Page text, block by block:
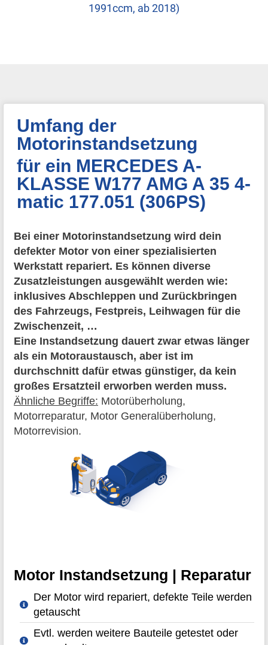
1991ccm, ab 2018)
Umfang der
Motorinstandsetzung
für ein MERCEDES A-
KLASSE W177 AMG A 35 4-
matic 177.051 (306PS)
Bei einer Motorinstandsetzung wird dein
defekter Motor von einer spezialisierten
Werkstatt repariert. Es können diverse
Zusatzleistungen ausgewählt werden wie:
inklusives Abschleppen und Zurückbringen
des Fahrzeugs, Festpreis, Leihwagen für die
Zwischenzeit, …
Eine Instandsetzung dauert zwar etwas länger
als ein Motoraustausch, aber ist im
durchschnitt dafür etwas günstiger, da kein
großes Ersatzteil erworben werden muss.
Ähnliche Begriffe: Motorüberholung,
Motorreparatur, Motor Generalüberholung,
Motorrevision.
Motor Instandsetzung | Reparatur
Der Motor wird repariert, defekte Teile werden
getauscht
Evtl. werden weitere Bauteile getestet oder